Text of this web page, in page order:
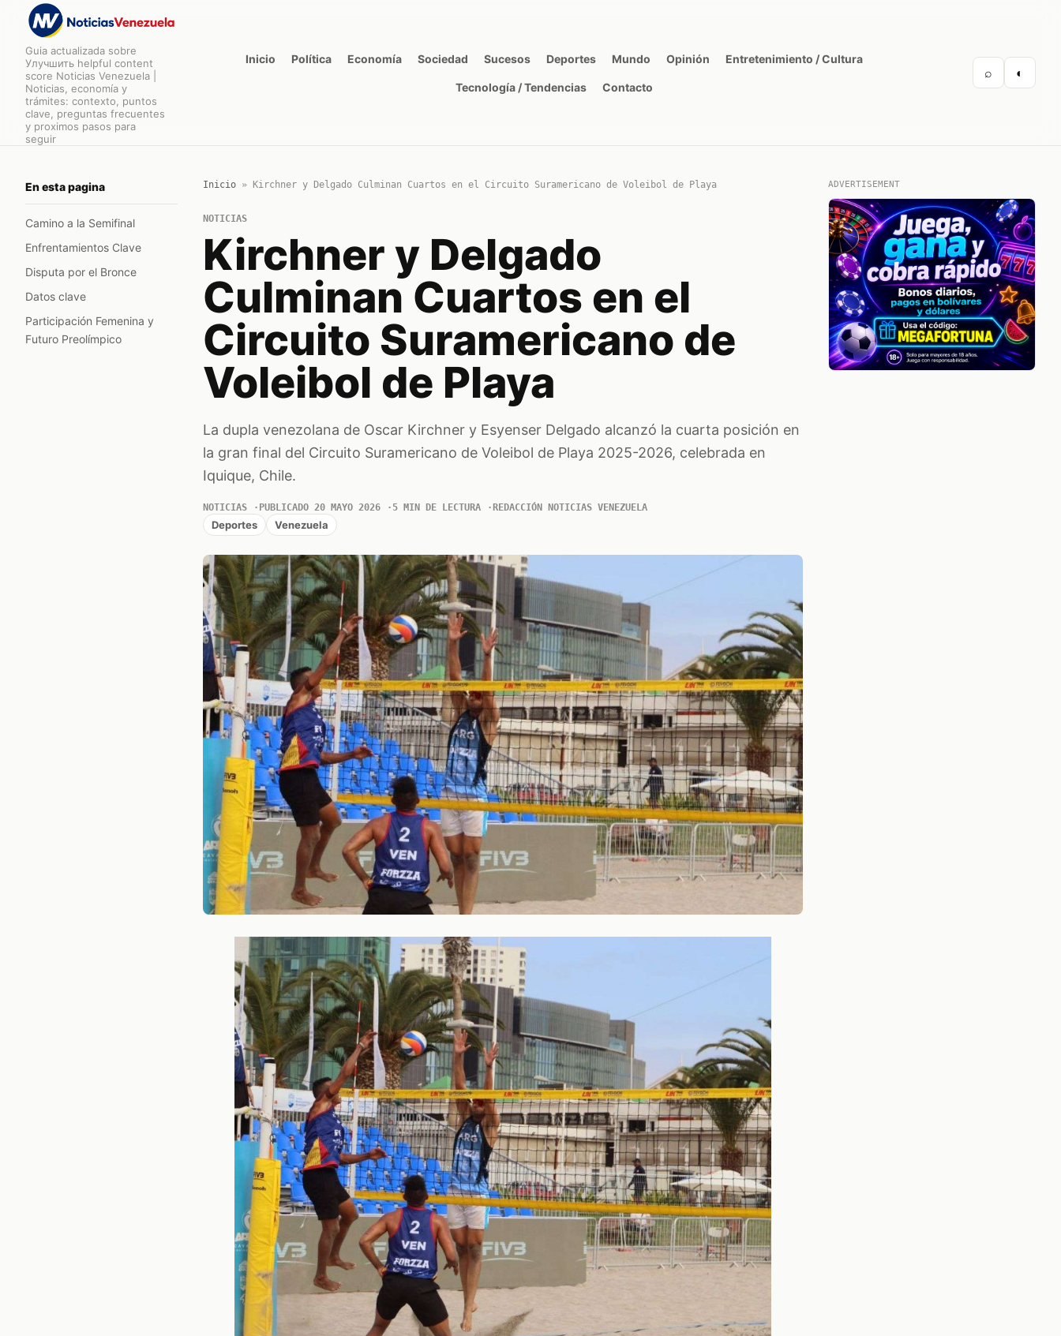
Guia actualizada sobre
Улучшить helpful content
score Noticias Venezuela |
Noticias, economía y
trámites: contexto, puntos
clave, preguntas frecuentes
y proximos pasos para
seguir
Inicio Política Economía Sociedad Sucesos Deportes Mundo Opinión Entretenimiento / Cultura
Tecnología / Tendencias Contacto
⌕ ◐
En esta pagina
Camino a la Semifinal
Enfrentamientos Clave
Disputa por el Bronce
Datos clave
Participación Femenina y
Futuro Preolímpico
Inicio» Kirchner y Delgado Culminan Cuartos en el Circuito Suramericano de Voleibol de Playa
NOTICIAS
Kirchner y Delgado
Culminan Cuartos en el
Circuito Suramericano de
Voleibol de Playa
La dupla venezolana de Oscar Kirchner y Esyenser Delgado alcanzó la cuarta posición en
la gran final del Circuito Suramericano de Voleibol de Playa 2025-2026, celebrada en
Iquique, Chile.
NOTICIAS PUBLICADO 20 MAYO 2026 5 MIN DE LECTURA REDACCIÓN NOTICIAS VENEZUELA
Deportes Venezuela
ADVERTISEMENT